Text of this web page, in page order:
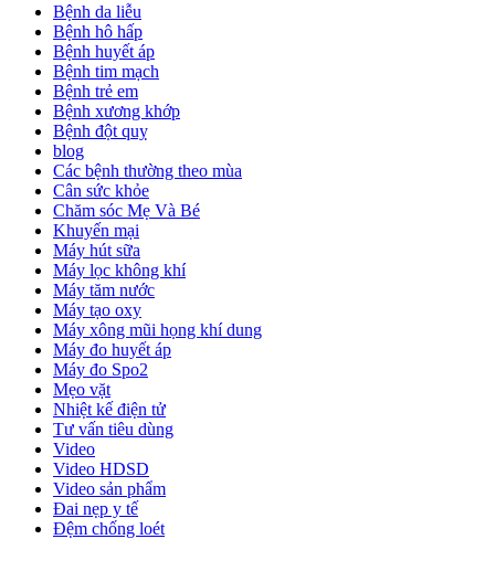
Bệnh da liễu
Bệnh hô hấp
Bệnh huyết áp
Bệnh tim mạch
Bệnh trẻ em
Bệnh xương khớp
Bệnh đột quỵ
blog
Các bệnh thường theo mùa
Cân sức khỏe
Chăm sóc Mẹ Và Bé
Khuyến mại
Máy hút sữa
Máy lọc không khí
Máy tăm nước
Máy tạo oxy
Máy xông mũi họng khí dung
Máy đo huyết áp
Máy đo Spo2
Mẹo vặt
Nhiệt kế điện tử
Tư vấn tiêu dùng
Video
Video HDSD
Video sản phẩm
Đai nẹp y tế
Đệm chống loét